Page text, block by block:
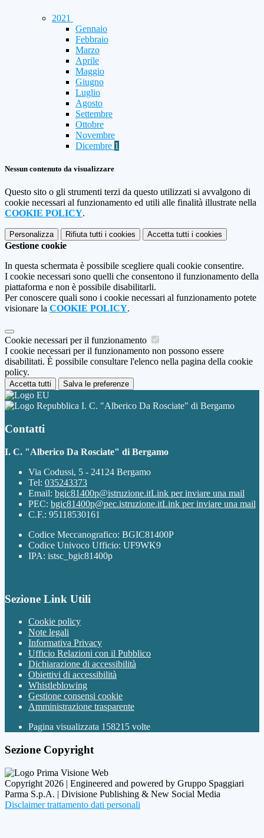
2021
Gennaio
Febbraio
Marzo
Aprile
Maggio
Giugno
Luglio
Agosto
Settembre
Ottobre
Novembre
Dicembre 1
Nessun contenuto da visualizzare
Questo sito o gli strumenti terzi da questo utilizzati si avvalgono di
cookie necessari al funzionamento ed utili alle finalità illustrate nella
COOKIE POLICY.
Personalizza Rifiuta tutti i cookies Accetta tutti i cookies
Gestione cookie
In questa schermata è possibile scegliere quali cookie consentire.
I cookie necessari sono quelli che consentono il funzionamento della
piattaforma e non è possibile disabilitarli.
Per conoscere quali sono i cookie necessari al funzionamento potete
visionare la COOKIE POLICY.
Cookie necessari per il funzionamento
I cookie necessari per il funzionamento non possono essere
disabilitati. È possibile consultare l'elenco nella pagina della cookie
policy.
Accetta tutti Salva le preferenze
I. C. "Alberico Da Rosciate" di Bergamo
Contatti
I. C. "Alberico Da Rosciate" di Bergamo
Via Codussi, 5 - 24124 Bergamo
Tel: 035243373
Email: bgic81400p@istruzione.itLink per inviare una mail
PEC: bgic81400p@pec.istruzione.itLink per inviare una mail
C.F.: 95118530161
Codice Meccanografico: BGIC81400P
Codice Univoco Ufficio: UF9WK9
IPA: istsc_bgic81400p
Sezione Link Utili
Cookie policy
Note legali
Informativa Privacy
Ufficio Relazioni con il Pubblico
Dichiarazione di accessibilità
Obiettivi di accessibilità
Whistleblowing
Gestione consensi cookie
Amministrazione trasparente
Pagina visualizzata 158215 volte
Sezione Copyright
Copyright 2026 | Engineered and powered by Gruppo Spaggiari
Parma S.p.A. | Divisione Publishing & New Social Media
Disclaimer trattamento dati personali